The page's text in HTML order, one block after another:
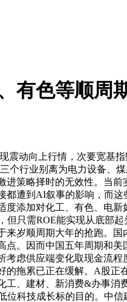
有色等顺周
动向上行情，次要宽基指
个行业别离为电力设备、
进策略择时的无效性。当
都遭到AI叙事的影响，而
度添加对化工、有色、电
只需ROE能实现从底部
岁顺周期大年的抢跑。
点。因而中国五年周期和
考虑供应端变化取现金流
拖累已正在缓解。A股正
工、建材、新消费&办事
位科技成长标的目的。中